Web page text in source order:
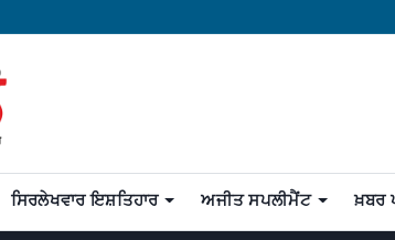
ਸਿਰਲੇਖਵਾਰ ਇਸ਼ਤਿਹਾਰ ਅਜੀਤ ਸਪਲੀਮੈਂਟ ਖ਼ਬਰ